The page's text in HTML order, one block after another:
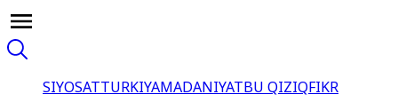
SIYOSATTURKIYAMADANIYATBU QIZIQFIKR